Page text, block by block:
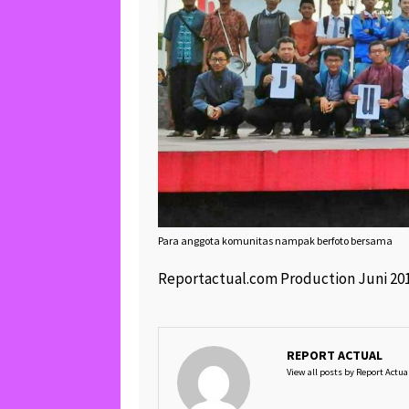
Para anggota komunitas nampak berfoto bersama
Reportactual.com Production Juni
REPORT ACTUAL
View all posts by Report